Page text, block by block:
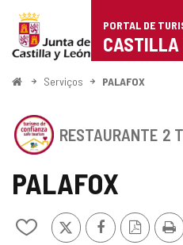
Portal
de
Turismo
de
Castilla
León
PORTAL DE
CASTILLA
ComeçoServiços PALAFOX
PALAFOX
Adicionar
x FacebookVersão
PDF
RESTAURANTE 2
estabelecimento
SELO
CONFIANçA
TURíSTICA